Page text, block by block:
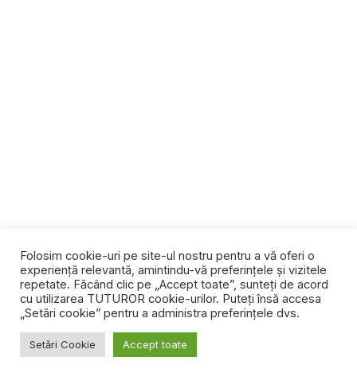
Folosim cookie-uri pe site-ul nostru pentru a vă oferi o
experiență relevantă, amintindu-vă preferințele și vizitele
repetate. Făcând clic pe „Accept toate”, sunteți de acord
cu utilizarea TUTUROR cookie-urilor. Puteți însă accesa
„Setări cookie” pentru a administra preferințele dvs.
Setări Cookie Accept toate